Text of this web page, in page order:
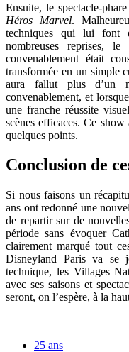
Ensuite, le spectacle-
Héros Marvel.
techniques qui lui font
nombreuses reprises,
convenablement était
transformée en un simple
aura fallut plus d’un
convenablement, et
une franche réussite
scènes efficaces. Ce
quelques points.
Conclusion de
Si nous faisons un
ans ont redonné une
de repartir sur de
période sans évoquer
clairement marqué tout
Disneyland Paris va se
technique, les Villages
avec ses saisons et
seront, on l’espère, à la
25 ans